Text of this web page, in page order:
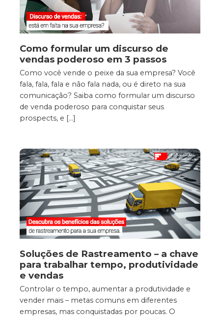
Como formular um discurso de
vendas poderoso em 3 passos
Como você vende o peixe da sua empresa? Você
fala, fala, fala e não fala nada, ou é direto na sua
comunicação? Saiba como formular um discurso
de venda poderoso para conquistar seus
prospects, e […]
Soluções de Rastreamento – a chave
para trabalhar tempo, produtividade
e vendas
Controlar o tempo, aumentar a produtividade e
vender mais – metas comuns em diferentes
empresas, mas conquistadas por poucas. O